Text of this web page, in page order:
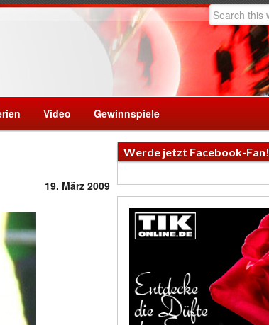
Video Gewinnspiele
19. März 2009
Werde jetzt Facebook-Fan!